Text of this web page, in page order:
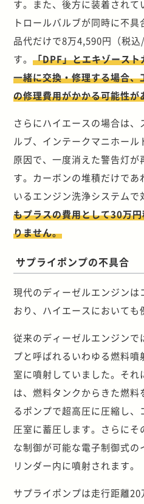
す。また、後方に装着され
トロールバルブが同時に不
品代だけで8万4,590円（税
す。「DPF」とエキゾース
一緒に交換・修理する場合
の修理費用がかかる可能性が
さらにハイエースの場合は
ルブ、インテークマニホー
原因で、一度消えた警告灯が
す。カーボンの堆積だけで
いるエンジン洗浄システム
もプラスの費用として30万
りません。
サプライポンプの不具合
現代のディーゼルエンジン
おり、ハイエースにおいても
従来のディーゼルエンジン
プと呼ばれるいわゆる燃料
室に噴射していました。そ
は、燃料タンクからきた燃
るポンプで超高圧に圧縮し
圧室に蓄圧します。さらに
な制御が可能な電子制御式
リンダー内に噴射されます。
サプライポンプは走行距離